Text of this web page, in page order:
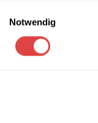
Notwendig
cm x 94 cm